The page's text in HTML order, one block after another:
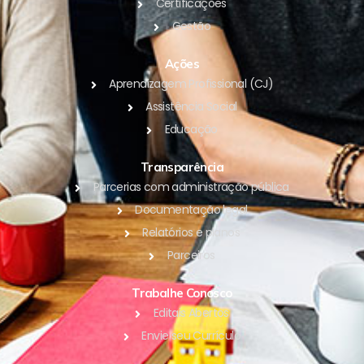
Certificações
Gestão
Ações
Aprendizagem Profissional (CJ)
Assistência Social
Educação
Transparência
Parcerias com administração pública
Documentação legal
Relatórios e planos
Parceiros
Trabalhe Conosco
Editais Abertos
Envie seu Currículo